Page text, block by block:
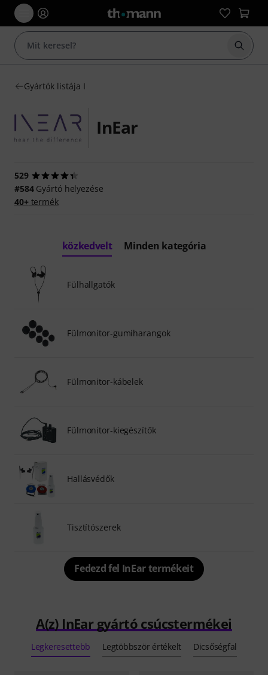
Gyártók listája I
InEar
529
#584Gyártó helyezése
40+termék
közkedvelt Minden kategória
Fülhallgatók
Fülmonitor-gumiharangok
Fülmonitor-kábelek
Fülmonitor-kiegészítők
Hallásvédők
Tisztítószerek
Fedezd fel InEar termékeit
A(z) InEar gyártó csúcstermékei
Legkeresettebb Legtöbbször értékelt Dicsőségfal